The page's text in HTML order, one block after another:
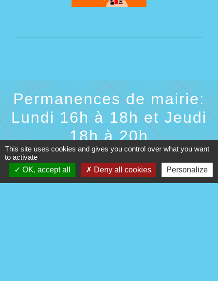
Permanences de mairie:
Lundi 16h à 18h et Jeudi
18h à 20h
Commune de Francastel
2 rue de l'Eglise
60480 Francastel - FRANCE
+33 3 44 46 90 75
This site uses cookies and gives you control over what you want
to activate
OK, accept all
Deny all cookies Personalize